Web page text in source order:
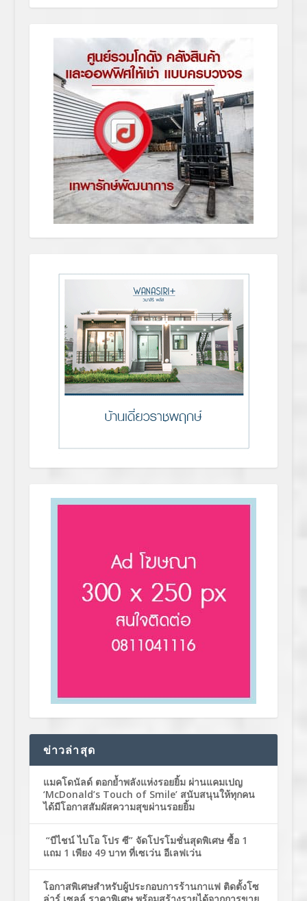
ข่าวล่าสุด
แมคโดนัลด์ ตอกย้ำพลังแห่งรอยยิ้ม ผ่านแคมเปญ
‘McDonald’s Touch of Smile’ สนับสนุนให้ทุกคน
ได้มีโอกาสสัมผัสความสุขผ่านรอยยิ้ม
“บีไชน์ ไบโอ โปร ซี” จัดโปรโมชั่นสุดพิเศษ ซื้อ 1
แถม 1 เพียง 49 บาท ที่เซเว่น อีเลฟเว่น
โอกาสพิเศษสำหรับผู้ประกอบการร้านกาแฟ ติดตั้งโซ